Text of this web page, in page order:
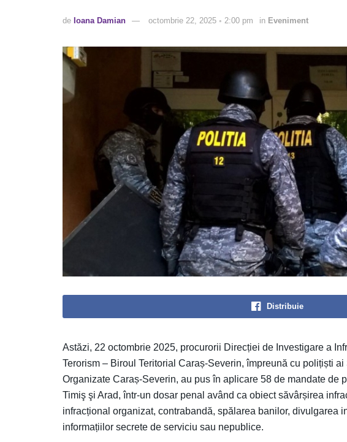
de Ioana Damian octombrie 22, 2025 ◦ 2:00 pm in Eveniment
Distribuie
Astăzi, 22 octombrie 2025, procurorii Direcției de Investigare a
Terorism – Biroul Teritorial Caraș-Severin, împreună cu polițiști
Organizate Caraș-Severin, au pus în aplicare 58 de mandate de
Timiş şi Arad, într-un dosar penal având ca obiect săvârșirea
infracțional organizat, contrabandă, spălarea banilor, divulgarea
informațiilor secrete de serviciu sau nepublice.